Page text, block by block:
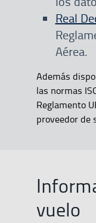
Real
Aérea.
Además
las normas
Reglamento
proveedor de
vuelo